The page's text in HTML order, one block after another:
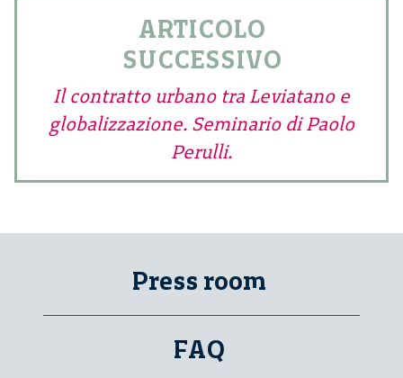
ARTICOLO
SUCCESSIVO
Il contratto urbano tra Leviatano e
globalizzazione. Seminario di Paolo
Perulli.
Press room
FAQ